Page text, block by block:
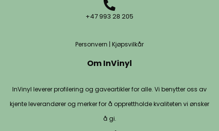
+47 993 28 205
Personvern | Kjøpsvilkår
Om InVinyl
InVinyl leverer profilering og gaveartikler for alle. Vi benytter oss av
kjente leverandører og merker for å opprettholde kvaliteten vi ønsker
å gi.